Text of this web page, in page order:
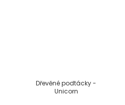
Dřevěné podtácky -
Unicorn